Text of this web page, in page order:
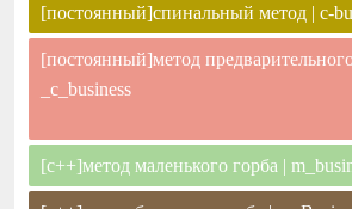
[постоянный]спинальный метод | c-
[постоянный]метод
_c_business
[c++]метод маленького горба |